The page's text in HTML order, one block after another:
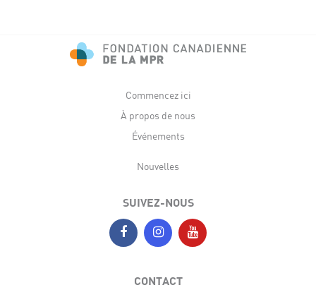
Commencez ici
À propos de nous
Événements
Nouvelles
SUIVEZ-NOUS
CONTACT